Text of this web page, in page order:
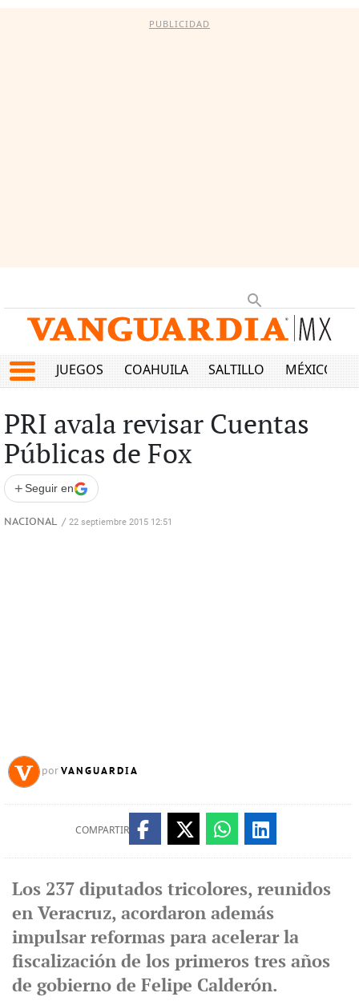
PUBLICIDAD
JUEGOS COAHUILA SALTILLO MÉXICO
PRI avala revisar Cuentas
Públicas de Fox
+ Seguir en
NACIONAL / 22 septiembre 2015 12:51
por VANGUARDIA
COMPARTIR
Los 237 diputados tricolores, reunidos
en Veracruz, acordaron además
impulsar reformas para acelerar la
fiscalización de los primeros tres años
de gobierno de Felipe Calderón.